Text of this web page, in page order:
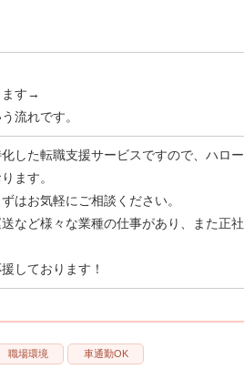
ます→
流れです。
した転職支援サービスですので、ハロー
ます。
はお気軽にご相談ください。
など様々な業種の仕事があり、また正社
しております！
職場環境 車通勤OK